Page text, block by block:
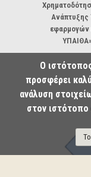
Ανάπτυξης
εφαρμογών
Ο
προσφέρει
ανάλυση
στον